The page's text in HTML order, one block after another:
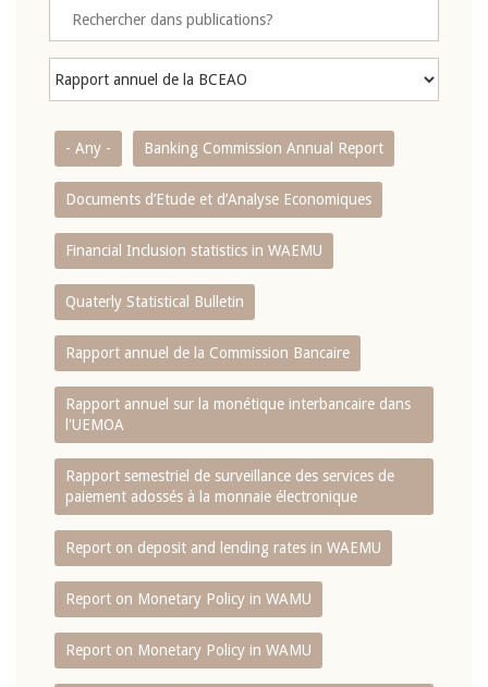
- Any - Banking Commission Annual Report
Documents d’Etude et d’Analyse Economiques
Financial Inclusion statistics in WAEMU
Quaterly Statistical Bulletin
Rapport annuel de la Commission Bancaire
Rapport annuel sur la monétique interbancaire dans
l'UEMOA
Rapport semestriel de surveillance des services de
paiement adossés à la monnaie électronique
Report on deposit and lending rates in WAEMU
Report on Monetary Policy in WAMU
Report on Monetary Policy in WAMU